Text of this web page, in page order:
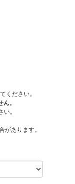
ください。
。
。
あります。